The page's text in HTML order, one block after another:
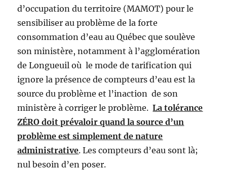
d’occupation du territoire (MAMOT) pour le
sensibiliser au problème de la forte
consommation d’eau au Québec que soulève
son ministère, notamment à l’agglomération
de Longueuil où le mode de tarification qui
ignore la présence de compteurs d’eau est la
source du problème et l’inaction de son
ministère à corriger le problème.La tolérance
ZÉRO doit prévaloir quand la source d’un
problème est simplement de nature
administrative. Les compteurs d’eau sont là;
nul besoin d’en poser.